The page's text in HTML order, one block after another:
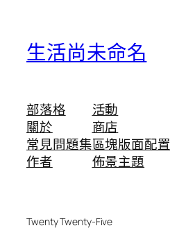
生活尚未命名
部落格
關於
常見問題集
作者
活動
商店
區塊版面配置
佈景主題
Twenty Twenty-Five